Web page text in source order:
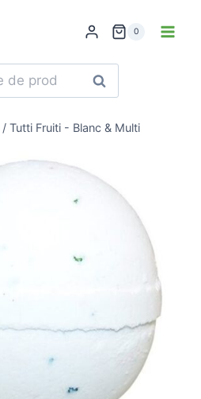
0
Recherche
/ Tutti Fruiti - Blanc & Multi